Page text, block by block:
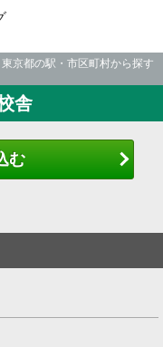
東京都の駅・市区町村から探す
舎
む